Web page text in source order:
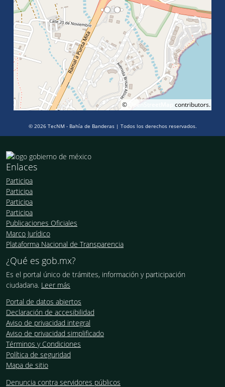
© OpenStreetMap contributors.
© 2026 TecNM - Bahía de Banderas | Todos los derechos reservados.
Enlaces
Participa
Participa
Participa
Participa
Publicaciones Oficiales
Marco Jurídico
Plataforma Nacional de Transparencia
¿Qué es gob.mx?
Es el portal único de trámites, información y participación
ciudadana. Leer más
Portal de datos abiertos
Declaración de accesibilidad
Aviso de privacidad integral
Aviso de privacidad simplificado
Términos y Condiciones
Política de seguridad
Mapa de sitio
Denuncia contra servidores públicos